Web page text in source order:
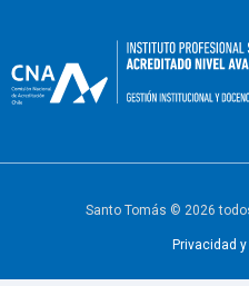
Santo Tomás © 2026
Privacidad